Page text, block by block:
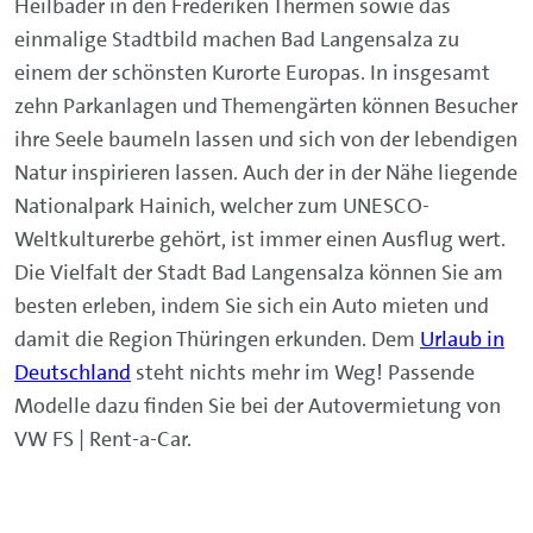
Heilbäder in den Frederiken Thermen sowie das
einmalige Stadtbild machen Bad Langensalza zu
einem der schönsten Kurorte Europas. In insgesamt
zehn Parkanlagen und Themengärten können Besucher
ihre Seele baumeln lassen und sich von der lebendigen
Natur inspirieren lassen. Auch der in der Nähe liegende
Nationalpark Hainich, welcher zum UNESCO-
Weltkulturerbe gehört, ist immer einen Ausflug wert.
Die Vielfalt der Stadt Bad Langensalza können Sie am
besten erleben, indem Sie sich ein Auto mieten und
damit die Region Thüringen erkunden. Dem Urlaub in
Deutschland steht nichts mehr im Weg! Passende
Modelle dazu finden Sie bei der Autovermietung von
VW FS | Rent-a-Car.